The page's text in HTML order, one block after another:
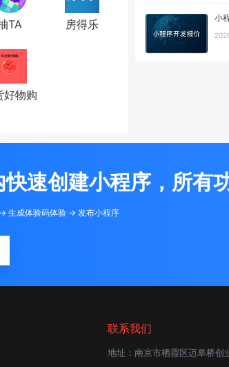
TA 房得乐
好物购
小
速创建小程序，所有
生成体验码体验 -> 发布小程序
联系我们
地址： 南京市栖霞区迈皋桥创